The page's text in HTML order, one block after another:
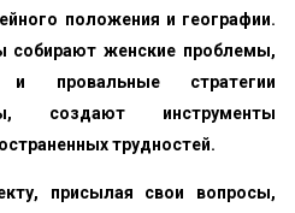
положения и географии.
собирают женские проблемы,
провальные стратегии
создают инструменты
трудностей.
присылая свои вопросы,